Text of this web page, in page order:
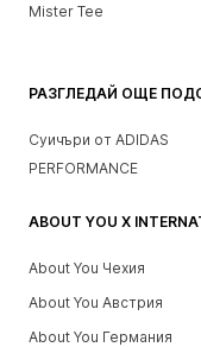
Mister Tee
РАЗГЛЕДАЙ ОЩЕ
Суичъри от ADIDAS
PERFORMANCE
ABOUT YOU X
About You Чехия
About You Австрия
About You Германия